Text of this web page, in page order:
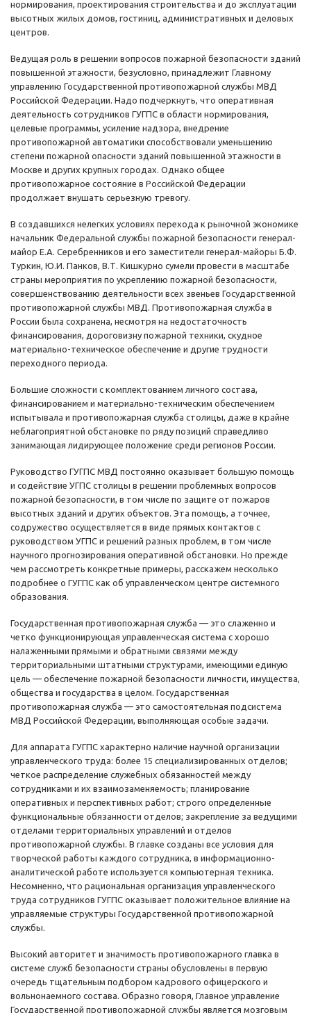
нормирования, проектирования строительства и до эксплуатации
высотных жилых домов, гостиниц, административных и деловых
центров.
Ведущая роль в решении вопросов пожарной безопасности зданий
повышенной этажности, безусловно, принадлежит Главному
управлению Государственной противопожарной службы МВД
Российской Федерации. Надо подчеркнуть, что оперативная
деятельность сотрудников ГУГПС в области нормирования,
целевые программы, усиление надзора, внедрение
противопожарной автоматики способствовали уменьшению
степени пожарной опасности зданий повышенной этажности в
Москве и других крупных городах. Однако общее
противопожарное состояние в Российской Федерации
продолжает внушать серьезную тревогу.
В создавшихся нелегких условиях перехода к рыночной экономике
начальник Федеральной службы пожарной безопасности генерал-
майор Е.А. Серебренников и его заместители генерал-майоры Б.Ф.
Туркин, Ю.И. Панков, В.Т. Кишкурно сумели провести в масштабе
страны мероприятия по укреплению пожарной безопасности,
совершенствованию деятельности всех звеньев Государственной
противопожарной службы МВД. Противопожарная служба в
России была сохранена, несмотря на недостаточность
финансирования, дороговизну пожарной техники, скудное
материально-техническое обеспечение и другие трудности
переходного периода.
Большие сложности с комплектованием личного состава,
финансированием и материально-техническим обеспечением
испытывала и противопожарная служба столицы, даже в крайне
неблагоприятной обстановке по ряду позиций справедливо
занимающая лидирующее положение среди регионов России.
Руководство ГУГПС МВД постоянно оказывает большую помощь
и содействие УГПС столицы в решении проблемных вопросов
пожарной безопасности, в том числе по защите от пожаров
высотных зданий и других объектов. Эта помощь, а точнее,
содружество осуществляется в виде прямых контактов с
руководством УГПС и решений разных проблем, в том числе
научного прогнозирования оперативной обстановки. Но прежде
чем рассмотреть конкретные примеры, расскажем несколько
подробнее о ГУГПС как об управленческом центре системного
образования.
Государственная противопожарная служба — это слаженно и
четко функционирующая управленческая система с хорошо
налаженными прямыми и обратными связями между
территориальными штатными структурами, имеющими единую
цель — обеспечение пожарной безопасности личности, имущества,
общества и государства в целом. Государственная
противопожарная служба — это самостоятельная подсистема
МВД Российской Федерации, выполняющая особые задачи.
Для аппарата ГУГПС характерно наличие научной организации
управленческого труда: более 15 специализированных отделов;
четкое распределение служебных обязанностей между
сотрудниками и их взаимозаменяемость; планирование
оперативных и перспективных работ; строго определенные
функциональные обязанности отделов; закрепление за ведущими
отделами территориальных управлений и отделов
противопожарной службы. В главке созданы все условия для
творческой работы каждого сотрудника, в информационно-
аналитической работе используется компьютерная техника.
Несомненно, что рациональная организация управленческого
труда сотрудников ГУГПС оказывает положительное влияние на
управляемые структуры Государственной противопожарной
службы.
Высокий авторитет и значимость противопожарного главка в
системе служб безопасности страны обусловлены в первую
очередь тщательным подбором кадрового офицерского и
вольнонаемного состава. Образно говоря, Главное управление
Государственной противопожарной службы является мозговым